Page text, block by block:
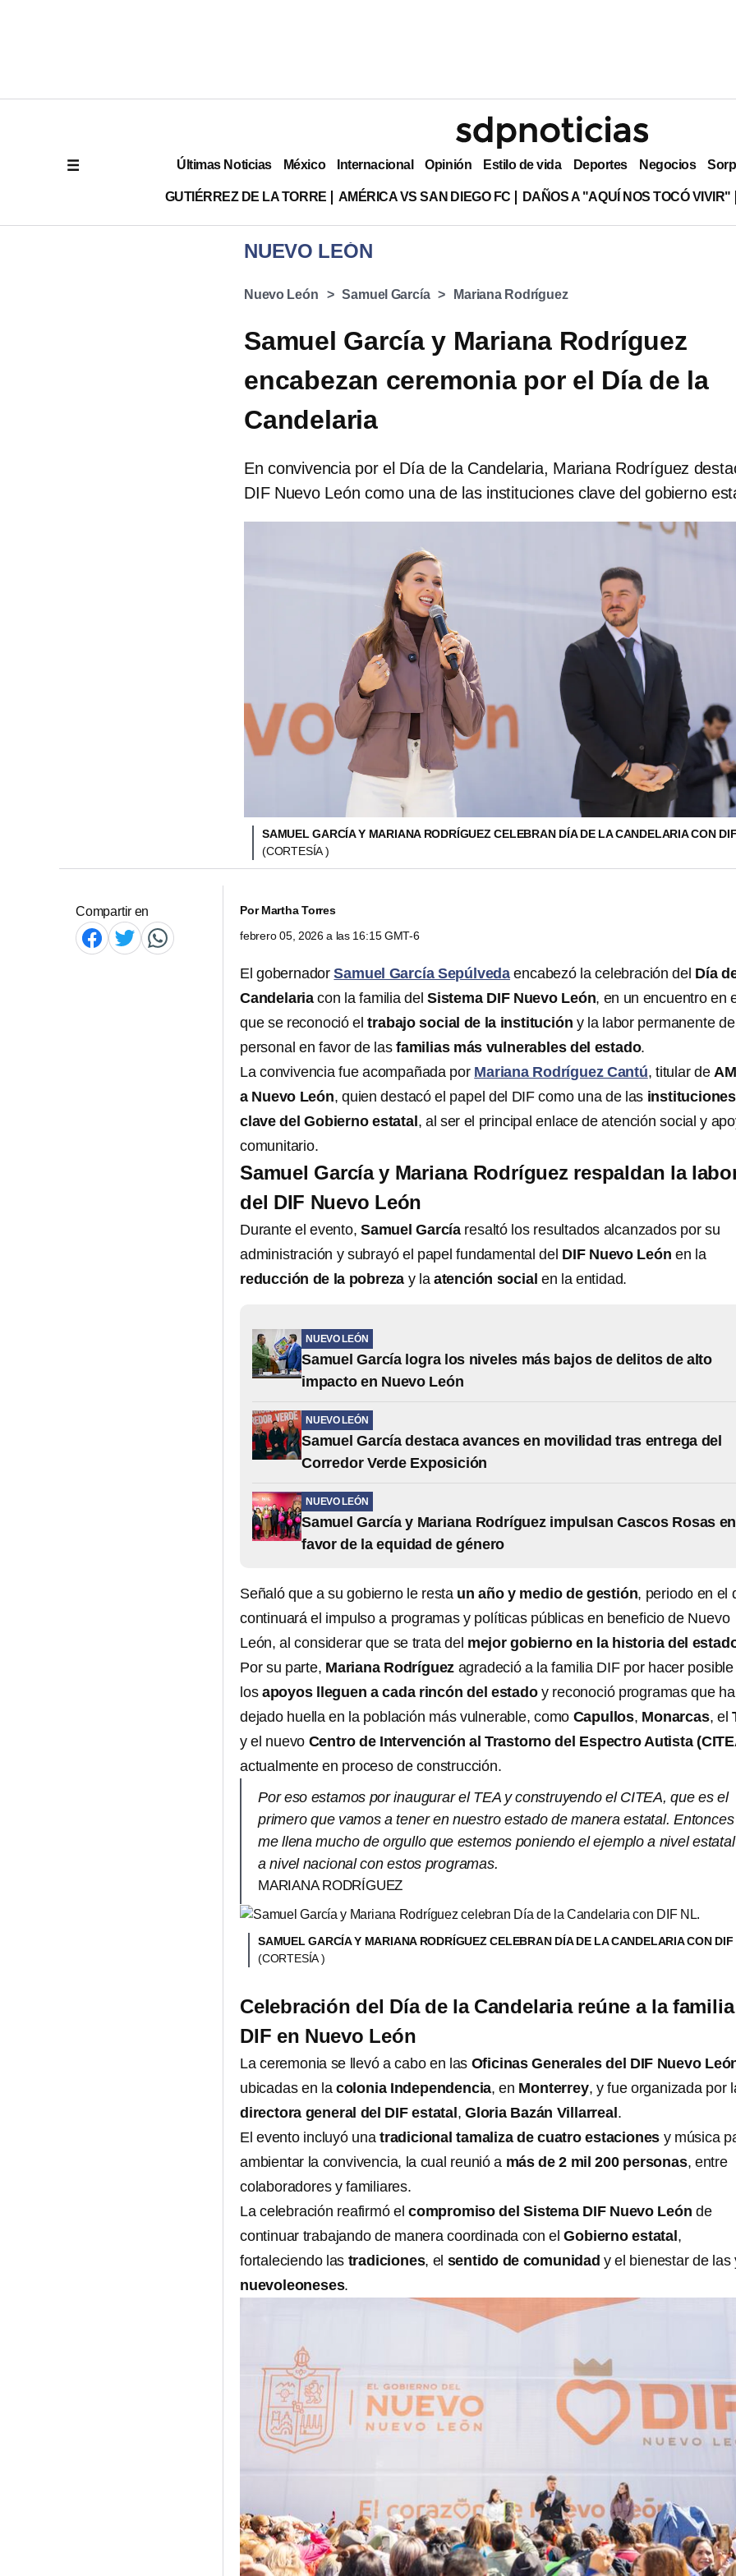
Últimas Noticias México Internacional Opinión Estilo de vida Deportes Negocios
GUTIÉRREZ DE LA TORRE AMÉRICA VS SAN DIEGO FC DAÑOS A "AQUÍ NOS TOCÓ VIVIR"
NUEVO LEÓN
Nuevo León Samuel García Mariana Rodríguez
Samuel García y Mariana Rodríguez
encabezan ceremonia por el Día de la
Candelaria
En convivencia por el Día de la Candelaria, Mariana Rodríguez
DIF Nuevo León como una de las instituciones clave del gobierno
SAMUEL GARCÍA Y MARIANA RODRÍGUEZ CELEBRAN DÍA DE LA CANDELARIA CON
(CORTESÍA )
Compartir en PorMartha Torres
febrero 05, 2026 a las 16:15 GMT-6
El gobernadorSamuel García Sepúlveda encabezó la celebración del Día
Candelaria con la familia delSistema DIF Nuevo León, en un encuentro en
que se reconoció eltrabajo social de la institución y la labor permanente
personal en favor de lasfamilias más vulnerables del estado.
La convivencia fue acompañada por Mariana Rodríguez Cantú, titular de
a Nuevo León, quien destacó el papel del DIF como una de las instituciones
clave del Gobierno estatal , al ser el principal enlace de atención social y
comunitario.
Samuel García y Mariana Rodríguez respaldan la
del DIF Nuevo León
Durante el evento, Samuel García resaltó los resultados alcanzados por su
administración y subrayó el papel fundamental del DIF Nuevo León en la
reducción de la pobreza y la atención social en la entidad.
NUEVO LEÓN
Samuel García logra los niveles más bajos de delitos de alto
impacto en Nuevo León
NUEVO LEÓN
Samuel García destaca avances en movilidad tras entrega del
Corredor Verde Exposición
NUEVO LEÓN
Samuel García y Mariana Rodríguez impulsan Cascos Rosas en
favor de la equidad de género
Señaló que a su gobierno le resta un año y medio de gestión, periodo en el
continuará el impulso a programas y políticas públicas en beneficio de Nuevo
León, al considerar que se trata del mejor gobierno en la historia del
Por su parte, Mariana Rodríguez agradeció a la familia DIF por hacer
los apoyos lleguen a cada rincón del estadoy reconoció programas que
dejado huella en la población más vulnerable, como Capullos, Monarcas, el
y el nuevo Centro de Intervención al Trastorno del Espectro Autista
actualmente en proceso de construcción.
Por eso estamos por inaugurar el TEA y construyendo el CITEA, que es el
primero que vamos a tener en nuestro estado de manera estatal. Entonces
me llena mucho de orgullo que estemos poniendo el ejemplo a nivel
a nivel nacional con estos programas.
MARIANA RODRÍGUEZ
SAMUEL GARCÍA Y MARIANA RODRÍGUEZ CELEBRAN DÍA DE LA CANDELARIA CON DIF
(CORTESÍA )
Celebración del Día de la Candelaria reúne a la familia
DIF en Nuevo León
La ceremonia se llevó a cabo en las Oficinas Generales del DIF Nuevo
ubicadas en la colonia Independencia, en Monterrey, y fue organizada por
directora general del DIF estatal,Gloria Bazán Villarreal.
El evento incluyó una tradicional tamaliza de cuatro estaciones y música
ambientar la convivencia, la cual reunió a más de 2 mil 200 personas, entre
colaboradores y familiares.
La celebración reafirmó el compromiso del Sistema DIF Nuevo León de
continuar trabajando de manera coordinada con elGobierno estatal,
fortaleciendo las tradiciones, el sentido de comunidad y el bienestar de las
nuevoleoneses.